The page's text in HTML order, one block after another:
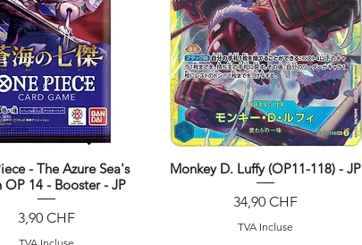
Aperçu rapide
- The Azure Sea's
OP 14 - Booster - JP
Prix
3,90 CHF
Aperçu rapide
Monkey D. Luffy (OP11-118) - JP
Prix
34,90 CHF
TVA Incluse